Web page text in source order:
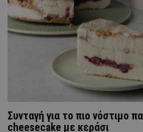
Συνταγή για το πιο νόστιμο
cheesecake με κεράσι